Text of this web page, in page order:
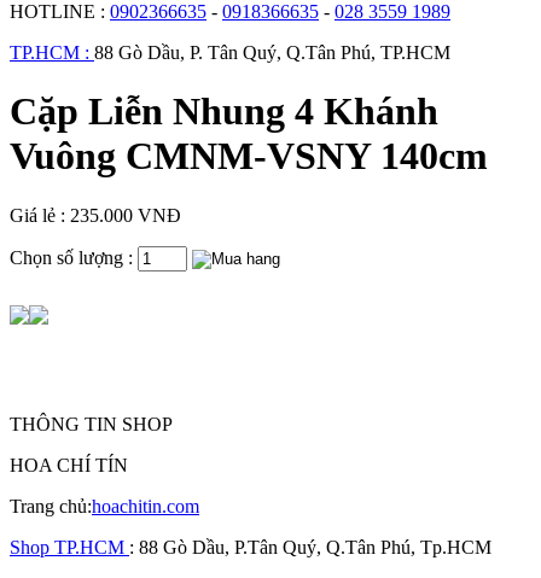
HOTLINE : 0902366635 - 0918366635 - 028 3559 1989
TP.HCM : 88 Gò Dầu, P. Tân Quý, Q.Tân Phú, TP.HCM
Cặp Liễn Nhung 4 Khánh
Vuông CMNM-VSNY 140cm
Giá lẻ : 235.000 VNĐ
Chọn số lượng :
THÔNG TIN SHOP
HOA CHÍ TÍN
Trang chủ:hoachitin.com
Shop TP.HCM : 88 Gò Dầu, P.Tân Quý, Q.Tân Phú, Tp.HCM